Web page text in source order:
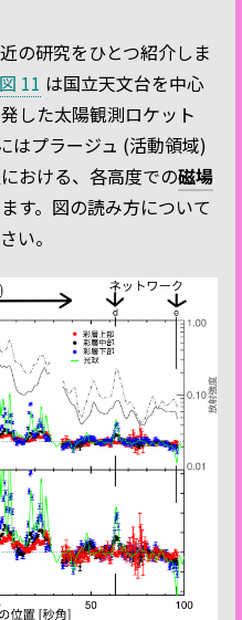
の研究をひとつ紹介しま
図 11 は国立天文台を中心
した太陽観測ロケット
はプラージュ (活動領域)
おける、各高度での磁場
す。図の読み方について
い。